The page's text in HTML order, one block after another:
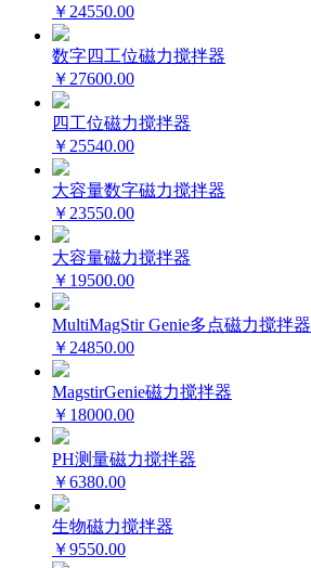
￥24550.00
数字四工位磁力搅拌器
￥27600.00
四工位磁力搅拌器
￥25540.00
大容量数字磁力搅拌器
￥23550.00
大容量磁力搅拌器
￥19500.00
MultiMagStir Genie多点磁力搅拌器
￥24850.00
MagstirGenie磁力搅拌器
￥18000.00
PH测量磁力搅拌器
￥6380.00
生物磁力搅拌器
￥9550.00